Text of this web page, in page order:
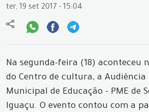
ter, 19 set 2017 - 15:04
Na segunda-feira (18) aconteceu
do Centro de cultura, a Audiência
Municipal de Educação - PME de
Iguaçu. O evento contou com a